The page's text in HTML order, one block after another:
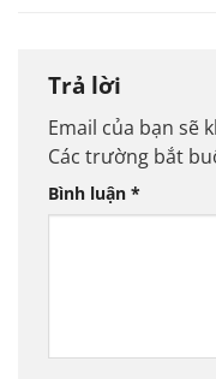
Trả lời
Email của bạn sẽ
Các trường bắt
Bình luận *